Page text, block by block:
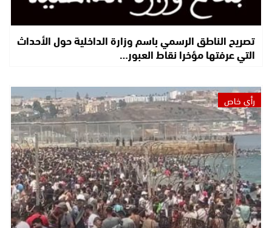
تصريح الناطق الرسمي باسم وزارة الداخلية حول الأحداث
التي عرفتها مؤخرا نقاط العبور…
رأي خاص